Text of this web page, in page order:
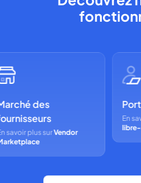
des
plus surVendor
En
libre-